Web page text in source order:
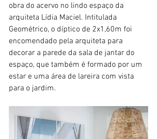
obra do acervo no lindo espaço da
arquiteta Lídia Maciel. Intitulada
Geométrico, o díptico de 2x1,60m foi
encomendado pela arquiteta para
decorar a parede da sala de jantar do
espaço, que também é formado por um
estar e uma área de lareira com vista
para o jardim.